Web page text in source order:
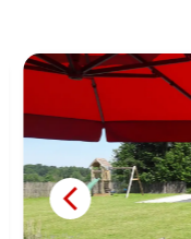
détendez-vous dans
plaisir assuré par bon